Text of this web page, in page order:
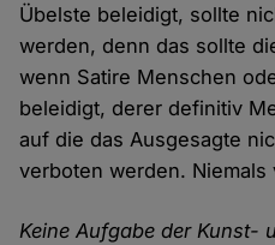
Übelste beleidigt, sollte
werden, denn das sollte
wenn Satire Menschen
beleidigt, derer definitiv
auf die das Ausgesagte
verboten werden. Niemals
Keine Aufgabe der Kunst-